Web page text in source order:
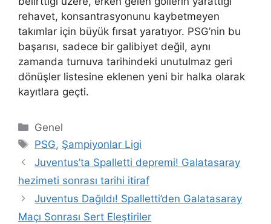
rehavet, konsantrasyonunu kaybetmeyen
takımlar için büyük fırsat yaratıyor. PSG’nin bu
başarısı, sadece bir galibiyet değil, aynı
zamanda turnuva tarihindeki unutulmaz geri
dönüşler listesine eklenen yeni bir halka olarak
kayıtlara geçti.
Kategoriler
Genel
Etiketler
PSG, Şampiyonlar Ligi
Juventus’ta Spalletti depremi! Galatasaray
hezimeti sonrası tarihi itiraf
Juventus Dağıldı! Spalletti’den Galatasaray
Maçı Sonrası Sert Eleştiriler